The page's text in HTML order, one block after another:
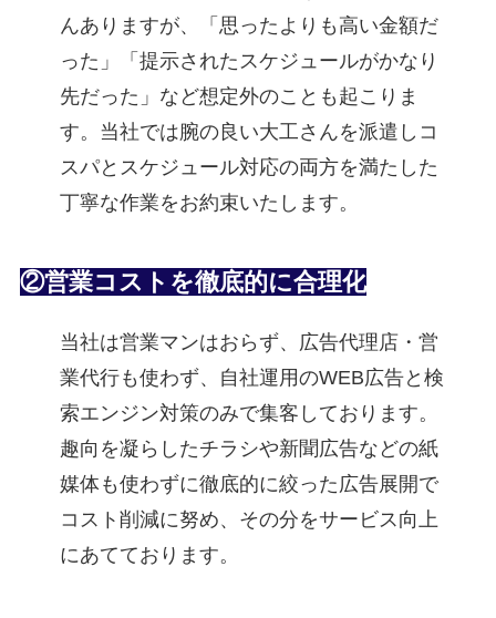
んありますが、「思ったよりも高い金額だ
った」「提示されたスケジュールがかなり
先だった」など想定外のことも起こりま
す。当社では腕の良い大工さんを派遣しコ
スパとスケジュール対応の両方を満たした
丁寧な作業をお約束いたします。
②営業コストを徹底的に合理化
当社は営業マンはおらず、広告代理店・営
業代行も使わず、自社運用のWEB広告と検
索エンジン対策のみで集客しております。
趣向を凝らしたチラシや新聞広告などの紙
媒体も使わずに徹底的に絞った広告展開で
コスト削減に努め、その分をサービス向上
にあてております。